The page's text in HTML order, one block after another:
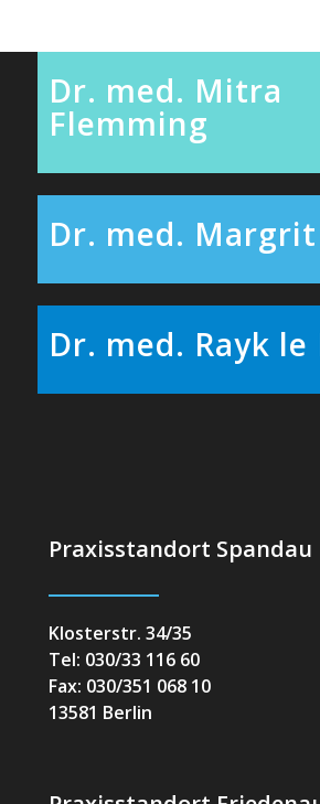
Dr. med. Mitra
Flemming
Dr. med.
Dr. med. Rayk le
Praxisstandort Spandau
Klosterstr. 34/35
Tel: 030/33 116 60
Fax: 030/351 068 10
13581 Berlin